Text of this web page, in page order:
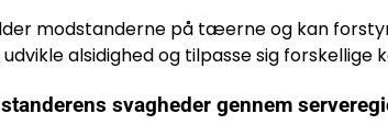
modstanderne på tæerne og kan
alsidighed og tilpasse sig forskellige
svagheder gennem